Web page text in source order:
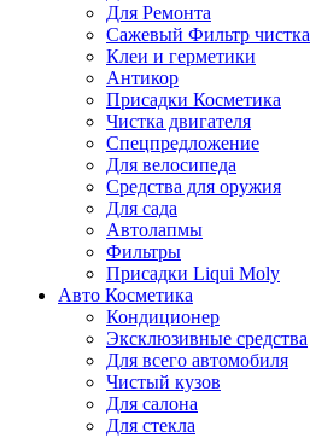
Для Ремонта
Сажевый Фильтр чистка
Клеи и герметики
Антикор
Присадки Косметика
Чистка двигателя
Спецпредложение
Для велосипеда
Средства для оружия
Для сада
Автолапмы
Фильтры
Присадки Liqui Moly
Авто Косметика
Кондиционер
Эксклюзивные средства
Для всего автомобиля
Чистый кузов
Для салона
Для стекла